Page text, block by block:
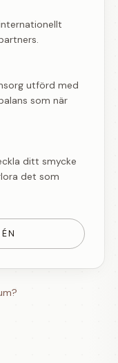
utförd med
som när
ditt smycke
det som